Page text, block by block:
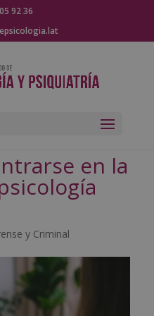
92 36
en la
y Criminal